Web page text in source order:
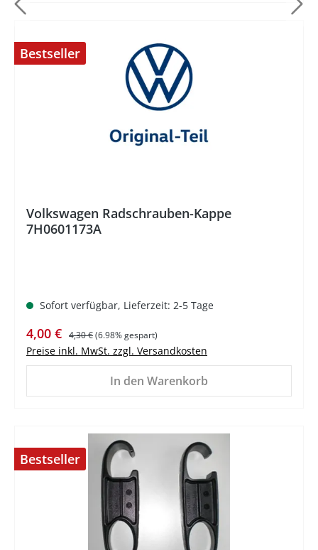
Bestseller
Volkswagen Radschrauben-Kappe
7H0601173A
Sofort verfügbar, Lieferzeit: 2-5 Tage
Verkaufspreis:
4,00 € Regulärer Preis:
4,30 €(6.98% gespart)
Preise inkl. MwSt. zzgl. Versandkosten
In den Warenkorb
Bestseller